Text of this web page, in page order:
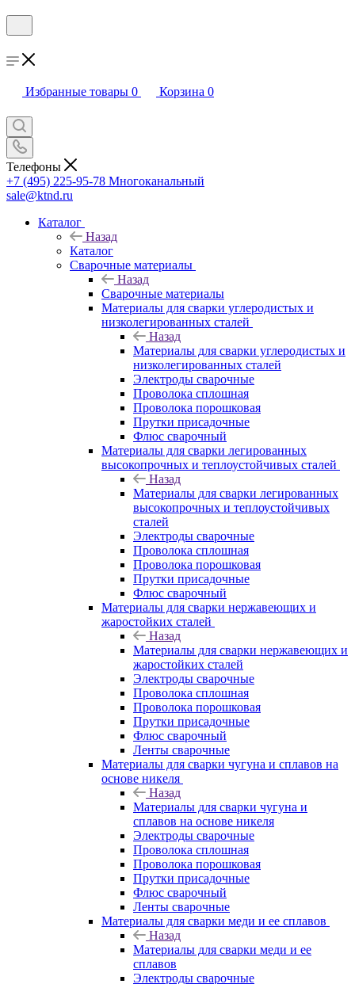
Избранные товары 0 Корзина 0
Телефоны
+7 (495) 225-95-78 Многоканальный
sale@ktnd.ru
Каталог
Назад
Каталог
Сварочные материалы
Назад
Сварочные материалы
Материалы для сварки углеродистых и
низколегированных сталей
Назад
Материалы для сварки углеродистых и
низколегированных сталей
Электроды сварочные
Проволока сплошная
Проволока порошковая
Прутки присадочные
Флюс сварочный
Материалы для сварки легированных
высокопрочных и теплоустойчивых сталей
Назад
Материалы для сварки легированных
высокопрочных и теплоустойчивых
сталей
Электроды сварочные
Проволока сплошная
Проволока порошковая
Прутки присадочные
Флюс сварочный
Материалы для сварки нержавеющих и
жаростойких сталей
Назад
Материалы для сварки нержавеющих и
жаростойких сталей
Электроды сварочные
Проволока сплошная
Проволока порошковая
Прутки присадочные
Флюс сварочный
Ленты сварочные
Материалы для сварки чугуна и сплавов на
основе никеля
Назад
Материалы для сварки чугуна и
сплавов на основе никеля
Электроды сварочные
Проволока сплошная
Проволока порошковая
Прутки присадочные
Флюс сварочный
Ленты сварочные
Материалы для сварки меди и ее сплавов
Назад
Материалы для сварки меди и ее
сплавов
Электроды сварочные